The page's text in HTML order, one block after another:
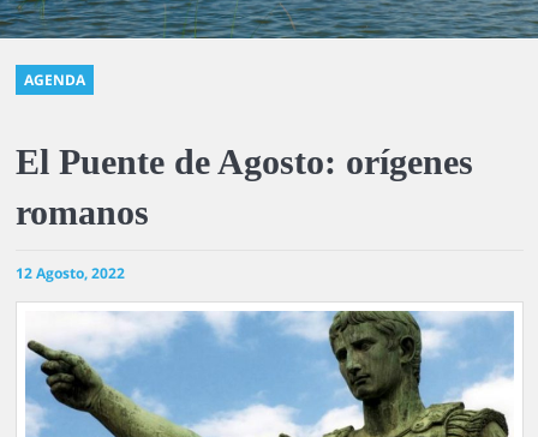
AGENDA
El Puente de Agosto: orígenes
romanos
12 Agosto, 2022